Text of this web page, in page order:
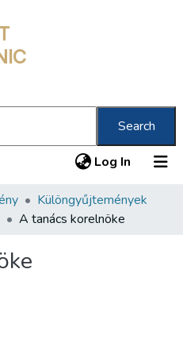
Search
Log In (current)
Különgyűjtemények
A tanács korelnöke